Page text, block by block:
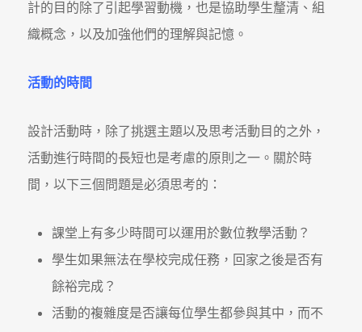
計的目的除了引起學習動機，也是協助學生釐清、組
織概念，以及加強他們的理解與記憶。
活動的時間
設計活動時，除了挑選主題以及思考活動目的之外，
活動進行時間的長短也是考慮的原則之一。關於時
間，以下三個問題是必須思考的：
課堂上有多少時間可以運用於數位教學活動？
學生如果無法在學校完成任務，回家之後是否有
餘裕完成？
活動的複雜度是否讓每位學生都參與其中，而不